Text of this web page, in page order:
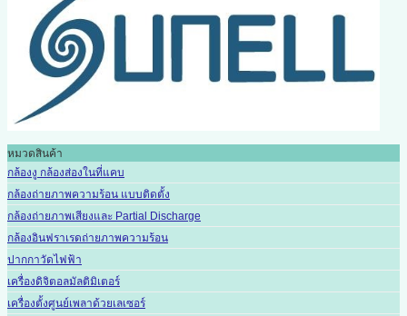
หมวดสินค้า
กล้องงู กล้องส่องในที่แคบ
กล้องถ่ายภาพความร้อน แบบติดตั้ง
กล้องถ่ายภาพเสียงและ Partial Discharge
กล้องอินฟราเรดถ่ายภาพความร้อน
ปากกาวัดไฟฟ้า
เครื่องดิจิตอลมัลติมิเตอร์
เครื่องตั้งศูนย์เพลาด้วยเลเซอร์